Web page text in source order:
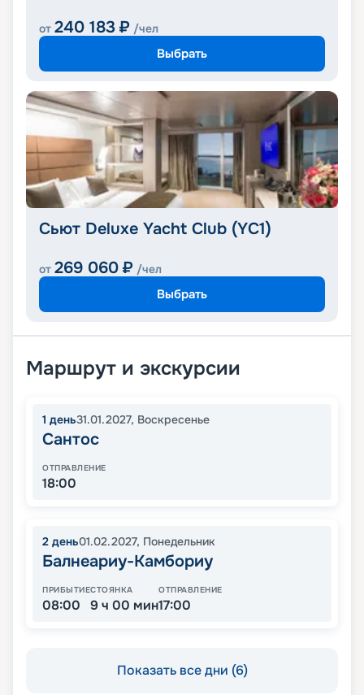
от 240 183 ₽ /чел
Выбрать
Сьют Deluxe Yacht Club (YC1)
от 269 060 ₽ /чел
Выбрать
Маршрут и экскурсии
1 день31.01.2027, Воскресенье
Сантос
ОТПРАВЛЕНИЕ
18:00
2 день01.02.2027, Понедельник
Балнеариу-Камбориу
ПРИБЫТИЕ
08:00
СТОЯНКА
9 ч 00 мин
ОТПРАВЛЕНИЕ
17:00
Показать все дни (6)